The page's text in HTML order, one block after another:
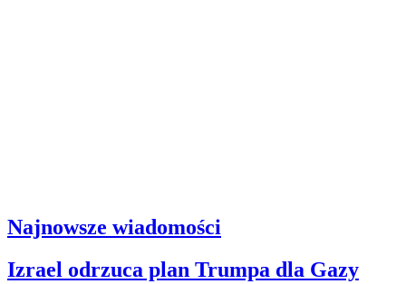
Najnowsze wiadomości
Izrael odrzuca plan Trumpa dla Gazy